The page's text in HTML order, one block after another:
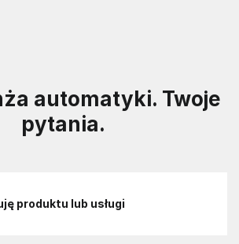
automatyki. Twoje
pytania.
produktu lub usługi